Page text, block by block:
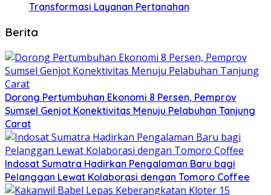
Transformasi Layanan Pertanahan
Berita
Dorong Pertumbuhan Ekonomi 8 Persen, Pemprov
Sumsel Genjot Konektivitas Menuju Pelabuhan Tanjung
Carat
Indosat Sumatra Hadirkan Pengalaman Baru bagi
Pelanggan Lewat Kolaborasi dengan Tomoro Coffee